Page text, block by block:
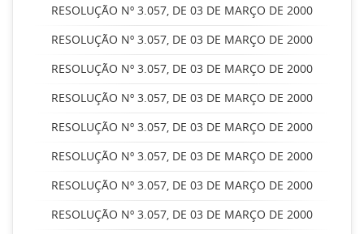
RESOLUÇÃO Nº 3.057, DE 03 DE MARÇO DE 2000
RESOLUÇÃO Nº 3.057, DE 03 DE MARÇO DE 2000
RESOLUÇÃO Nº 3.057, DE 03 DE MARÇO DE 2000
RESOLUÇÃO Nº 3.057, DE 03 DE MARÇO DE 2000
RESOLUÇÃO Nº 3.057, DE 03 DE MARÇO DE 2000
RESOLUÇÃO Nº 3.057, DE 03 DE MARÇO DE 2000
RESOLUÇÃO Nº 3.057, DE 03 DE MARÇO DE 2000
RESOLUÇÃO Nº 3.057, DE 03 DE MARÇO DE 2000